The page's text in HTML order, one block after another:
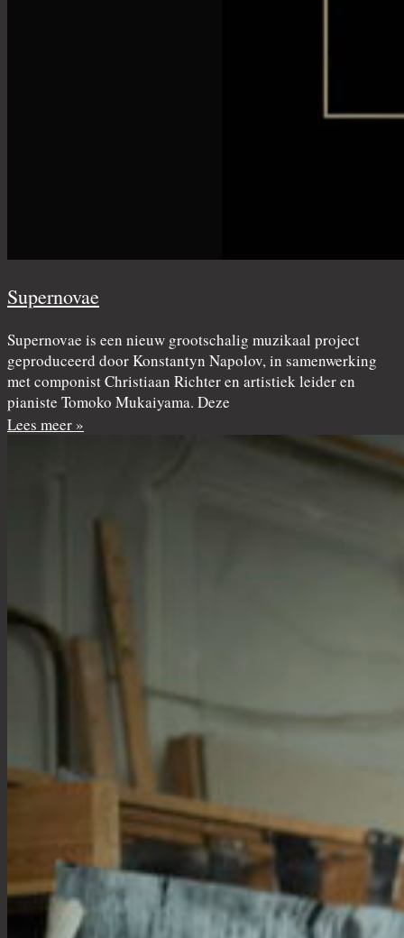
Supernovae
Supernovae is een nieuw grootschalig muzikaal project
geproduceerd door Konstantyn Napolov, in samenwerking
met componist Christiaan Richter en artistiek leider en
pianiste Tomoko Mukaiyama. Deze
Lees meer »